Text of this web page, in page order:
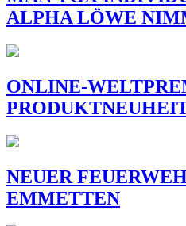
ALPHA LÖWE
ONLINE-
NEUER
EMMETTEN